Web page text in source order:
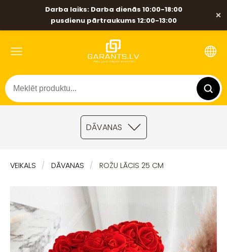
Darba laiks: Darba dienās 10:00-18:00
pusdienu pārtraukums 12:00-13:00
×
DĀVANAS
VEIKALS DĀVANAS ROŽU LĀCIS 25 CM